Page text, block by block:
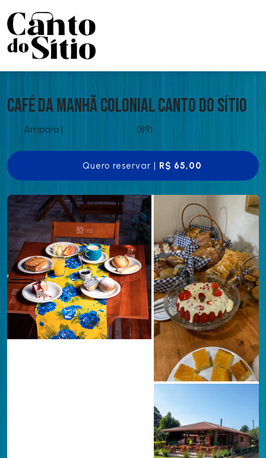
Café da Manhã Colonial Canto do Sítio
Amparo | (89)
Quero reservar | R$ 65,00